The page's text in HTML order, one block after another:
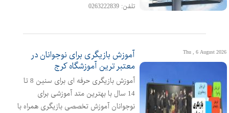
تلفن: 0263222839
Thu , 6 August 2026
آموزش بازیگری برای نوجوانان در
معتبر ترین آموزشگاه کرج
آموزش بازیگری حرفه ای برای سنین 8 تا
14 سال با بهترین متد آموزشی برای
نوجوانان آموزش تخصصی بازیگری همراه با